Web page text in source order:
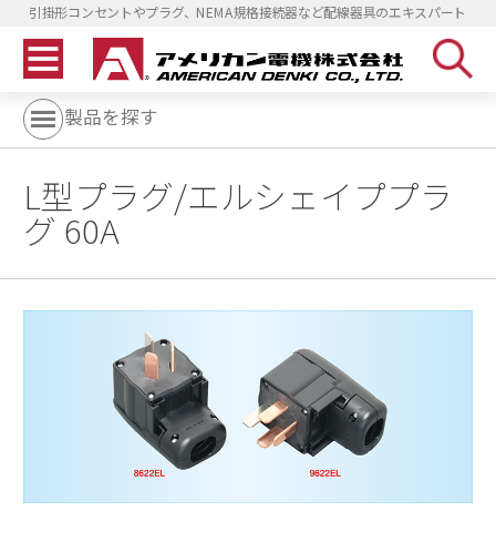
引掛形コンセントやプラグ、NEMA規格接続器など配線器具のエキスパート
製品を探す
L型プラグ/エルシェイププラ
グ 60A